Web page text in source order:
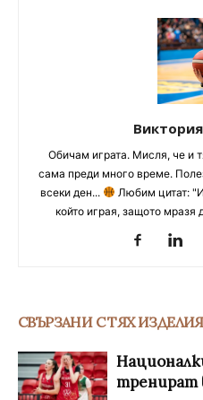
Обичам играта. Мисля, че и
сама преди много време.
всеки ден...
Любим цитат:
който играя, защото мразя
СВЪРЗАНИ С ТЯХ ИЗДЕЛИЯ
тренират